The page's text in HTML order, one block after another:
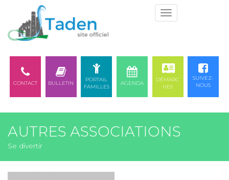
CONTACT BULLETIN
PORTAIL
FAMILLES
AGENDA
DÉMARC
HES
SUIVEZ-
NOUS
AUTRES ASSOCIATIONS
Se divertir